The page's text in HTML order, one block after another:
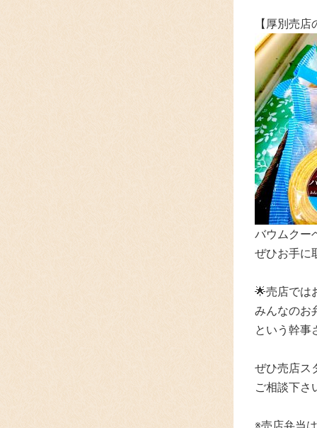
【厚別売
バウムクー
ぜひお手に
🌟売店では
みんなのお
という幹事
ぜひ売店ス
ご相談下さ